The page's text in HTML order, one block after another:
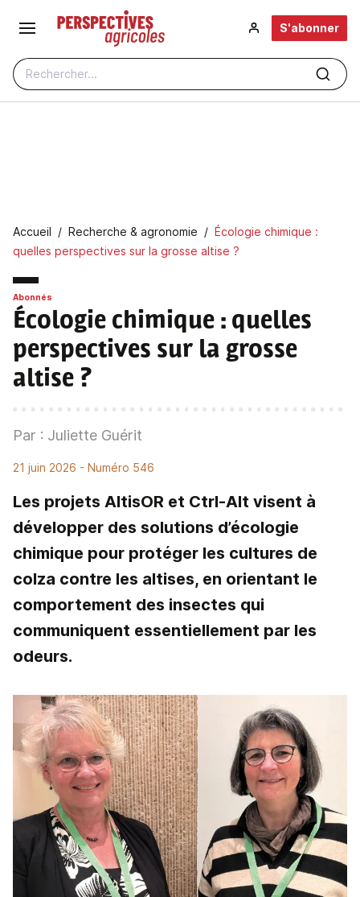
Aller au contenu principal
Rechercher...
S'abonner
Fil d'Ariane
Accueil Recherche & agronomie
Écologie chimique :
quelles perspectives sur la grosse altise ?
Abonnés
Écologie chimique : quelles
perspectives sur la grosse
altise ?
Par : Juliette Guérit
21 juin 2026 - Numéro 546
Les projets AltisOR et Ctrl-Alt visent à
développer des solutions d’écologie
chimique pour protéger les cultures de
colza contre les altises, en orientant le
comportement des insectes qui
communiquent essentiellement par les
odeurs.